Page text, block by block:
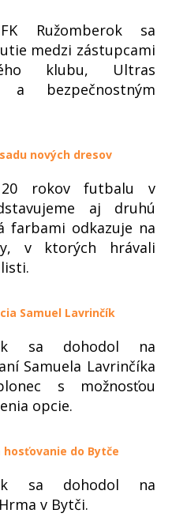
Ružomberok sa
medzi zástupcami
klubu, Ultras
a bezpečnostným
nových dresov
rokov futbalu v
aj druhú
farbami odkazuje na
v ktorých hrávali
Samuel Lavrinčík
sa dohodol na
Samuela Lavrinčíka
s možnosťou
opcie.
do Bytče
sa dohodol na
v Bytči.